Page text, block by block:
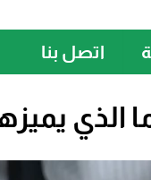
اتصل بنا